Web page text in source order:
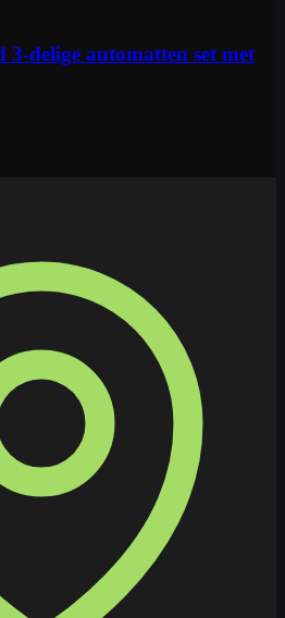
delige automatten set met